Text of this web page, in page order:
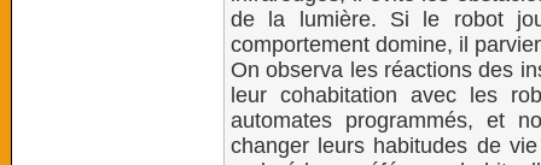
de la lumière. Si le robot
comportement domine, il
On observa les réactions des
leur cohabitation avec les
automates programmés, et
changer leurs habitudes de